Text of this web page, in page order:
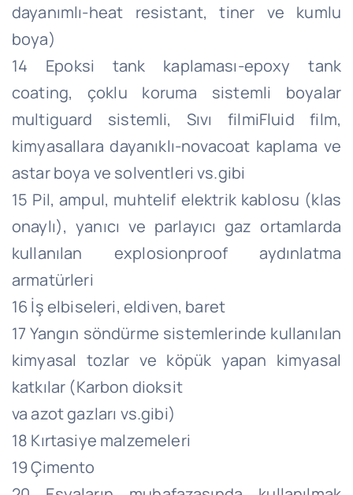
dayanımlı-heat resistant, tiner ve kumlu
boya)
14 Epoksi tank kaplaması-epoxy tank
coating, çoklu koruma sistemli boyalar
multiguard sistemli, Sıvı filmiFluid film,
kimyasallara dayanıklı-novacoat kaplama ve
astar boya ve solventleri vs.gibi
15 Pil, ampul, muhtelif elektrik kablosu (klas
onaylı), yanıcı ve parlayıcı gaz ortamlarda
kullanılan explosionproof aydınlatma
armatürleri
16 İş elbiseleri, eldiven, baret
17 Yangın söndürme sistemlerinde kullanılan
kimyasal tozlar ve köpük yapan kimyasal
katkılar (Karbon dioksit
va azot gazları vs.gibi)
18 Kırtasiye malzemeleri
19 Çimento